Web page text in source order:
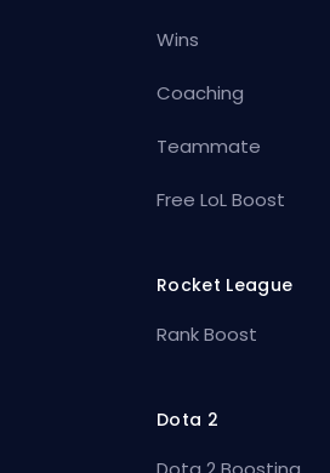
Wins
Coaching
Teammate
Free LoL Boost
Rocket League
Rank Boost
Dota 2